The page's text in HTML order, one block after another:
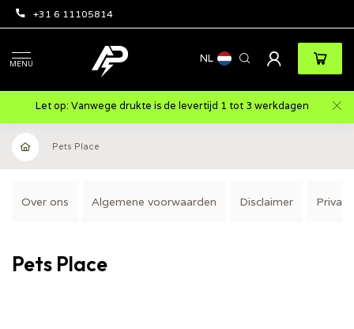
+31 6 11105814
MENU NL
Let op: Vanwege drukte is de levertijd 1 tot 3 werkdagen
Pets Place
Over ons Algemene voorwaarden Disclaimer
Pets Place